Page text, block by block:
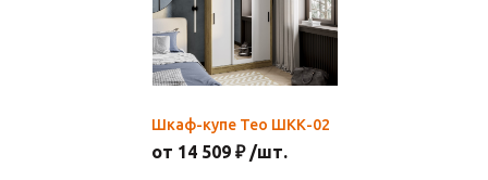
Шкаф-купе Тео ШКК-02
от 14 509 ₽ /шт.